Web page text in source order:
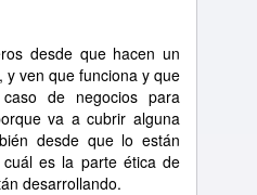
desde que hacen un
ven que funciona y que
de negocios para
va a cubrir alguna
desde que lo están
es la parte ética de
desarrollando.